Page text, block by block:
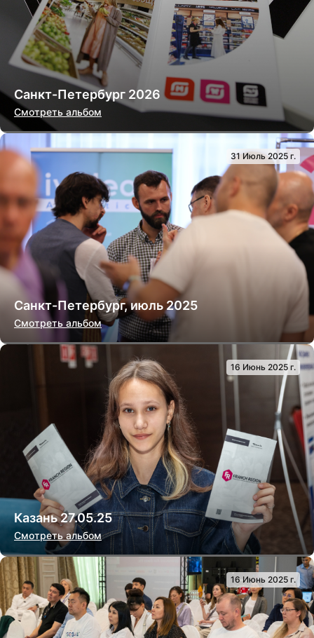
Санкт-Петербург 2026
Смотреть альбом
31 Июль 2025 г.
Санкт-Петербург, июль 2025
Смотреть альбом
16 Июнь 2025 г.
Казань 27.05.25
Смотреть альбом
16 Июнь 2025 г.